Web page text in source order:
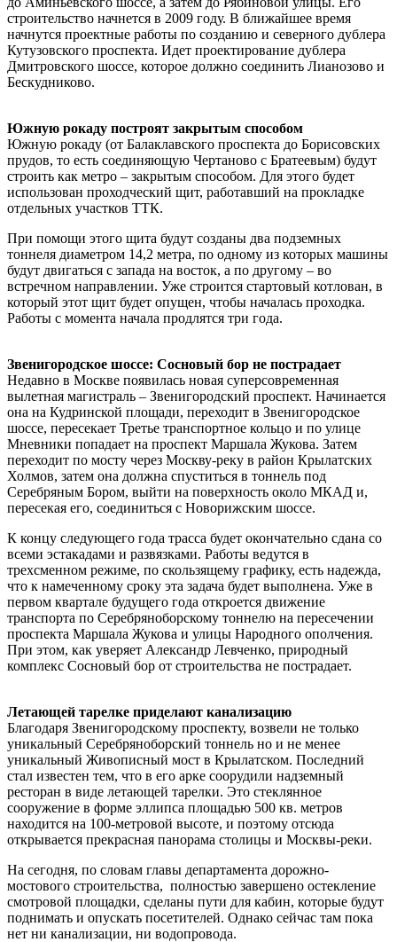
строительство начнется в 2009 году. В ближайшее время
начнутся проектные работы по созданию и северного дублера
Кутузовского проспекта. Идет проектирование дублера
Дмитровского шоссе, которое должно соединить Лианозово и
Бескудниково.
Южную рокаду построят закрытым способом
Южную рокаду (от Балаклавского проспекта до Борисовских
прудов, то есть соединяющую Чертаново с Братеевым) будут
строить как метро – закрытым способом. Для этого будет
использован проходческий щит, работавший на прокладке
отдельных участков ТТК.
При помощи этого щита будут созданы два подземных
тоннеля диаметром 14,2 метра, по одному из которых машины
будут двигаться с запада на восток, а по другому – во
встречном направлении. Уже строится стартовый котлован, в
который этот щит будет опущен, чтобы началась проходка.
Работы с момента начала продлятся три года.
Звенигородское шоссе: Сосновый бор не пострадает
Недавно в Москве появилась новая суперсовременная
вылетная магистраль – Звенигородский проспект. Начинается
она на Кудринской площади, переходит в Звенигородское
шоссе, пересекает Третье транспортное кольцо и по улице
Мневники попадает на проспект Маршала Жукова. Затем
переходит по мосту через Москву-реку в район Крылатских
Холмов, затем она должна спуститься в тоннель под
Серебряным Бором, выйти на поверхность около МКАД и,
пересекая его, соединиться с Новорижским шоссе.
К концу следующего года трасса будет окончательно сдана со
всеми эстакадами и развязками. Работы ведутся в
трехсменном режиме, по скользящему графику, есть надежда,
что к намеченному сроку эта задача будет выполнена. Уже в
первом квартале будущего года откроется движение
транспорта по Серебряноборскому тоннелю на пересечении
проспекта Маршала Жукова и улицы Народного ополчения.
При этом, как уверяет Александр Левченко, природный
комплекс Сосновый бор от строительства не пострадает.
Летающей тарелке приделают канализацию
Благодаря Звенигородскому проспекту, возвели не только
уникальный Серебряноборский тоннель но и не менее
уникальный Живописный мост в Крылатском. Последний
стал известен тем, что в его арке соорудили надземный
ресторан в виде летающей тарелки. Это стеклянное
сооружение в форме эллипса площадью 500 кв. метров
находится на 100-метровой высоте, и поэтому отсюда
открывается прекрасная панорама столицы и Москвы-реки.
На сегодня, по словам главы департамента дорожно-
мостового строительства, полностью завершено остекление
смотровой площадки, сделаны пути для кабин, которые будут
поднимать и опускать посетителей. Однако сейчас там пока
нет ни канализации, ни водопровода.